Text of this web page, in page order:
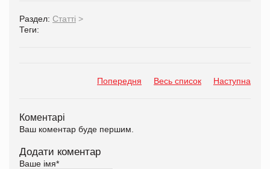
Раздел: Статті >
Теги:
Попередня Весь список Наступна
Коментарі
Ваш коментар буде першим.
Додати коментар
Ваше імя*